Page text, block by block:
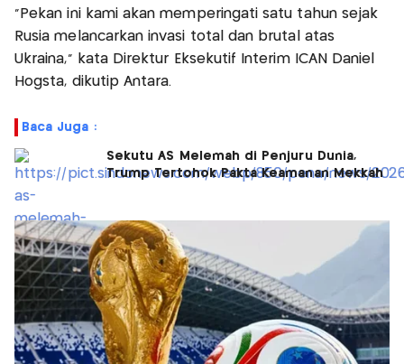
“Pekan ini kami akan memperingati satu tahun sejak
Rusia melancarkan invasi total dan brutal atas
Ukraina,” kata Direktur Eksekutif Interim ICAN Daniel
Hogsta, dikutip Antara.
Baca Juga :
Sekutu AS Melemah di Penjuru Dunia,
Trump Tertohok Pakta Keamanan Mekkah